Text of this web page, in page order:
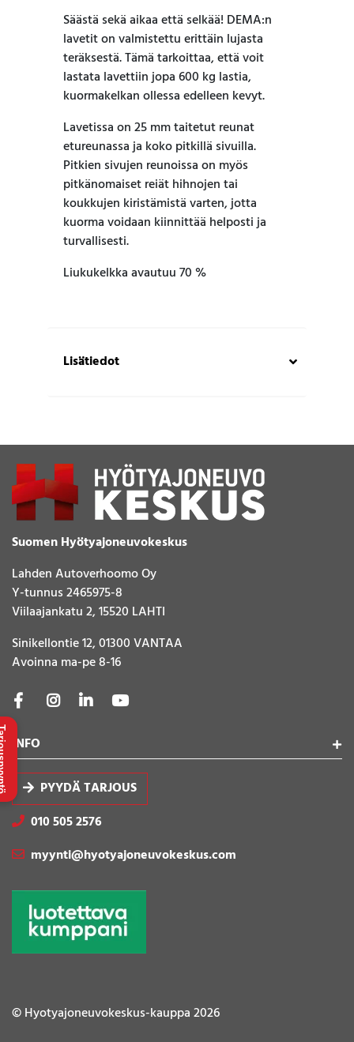
Säästä sekä aikaa että selkää! DEMA:n
lavetit on valmistettu erittäin lujasta
teräksestä. Tämä tarkoittaa, että voit
lastata lavettiin jopa 600 kg lastia,
kuormakelkan ollessa edelleen kevyt.
Lavetissa on 25 mm taitetut reunat
etureunassa ja koko pitkillä sivuilla.
Pitkien sivujen reunoissa on myös
pitkänomaiset reiät hihnojen tai
koukkujen kiristämistä varten, jotta
kuorma voidaan kiinnittää helposti ja
turvallisesti.
Liukukelkka avautuu 70 %
Lisätiedot
Suomen Hyötyajoneuvokeskus
Lahden Autoverhoomo Oy
Y-tunnus 2465975-8
Viilaajankatu 2, 15520 LAHTI
Sinikellontie 12, 01300 VANTAA
Avoinna ma-pe 8-16
INFO
PYYDÄ TARJOUS
010 505 2576
myynti@hyotyajoneuvokeskus.com
© Hyotyajoneuvokeskus-kauppa 2026